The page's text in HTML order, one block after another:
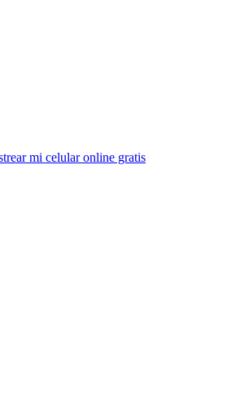
mi celular online gratis